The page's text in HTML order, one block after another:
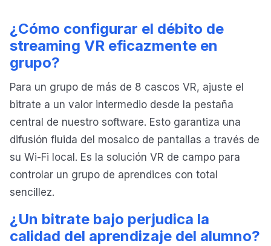
¿Cómo configurar el débito de
streaming VR eficazmente en
grupo?
Para un grupo de más de 8 cascos VR, ajuste el
bitrate a un valor intermedio desde la pestaña
central de nuestro software. Esto garantiza una
difusión fluida del mosaico de pantallas a través de
su Wi-Fi local. Es la solución VR de campo para
controlar un grupo de aprendices con total
sencillez.
¿Un bitrate bajo perjudica la
calidad del aprendizaje del alumno?